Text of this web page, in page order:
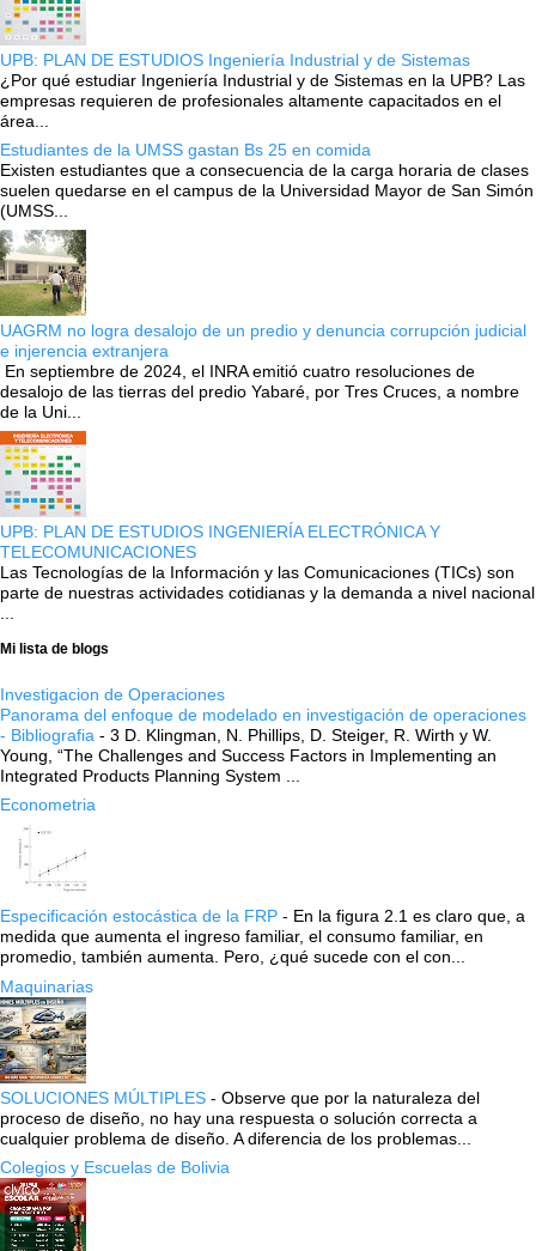
UPB: PLAN DE ESTUDIOS Ingeniería Industrial y de Sistemas
¿Por qué estudiar Ingeniería Industrial y de Sistemas en la UPB? Las
empresas requieren de profesionales altamente capacitados en el
área...
Estudiantes de la UMSS gastan Bs 25 en comida
Existen estudiantes que a consecuencia de la carga horaria de clases
suelen quedarse en el campus de la Universidad Mayor de San Simón
(UMSS...
UAGRM no logra desalojo de un predio y denuncia corrupción judicial
e injerencia extranjera
En septiembre de 2024, el INRA emitió cuatro resoluciones de
desalojo de las tierras del predio Yabaré, por Tres Cruces, a nombre
de la Uni...
UPB: PLAN DE ESTUDIOS INGENIERÍA ELECTRÓNICA Y
TELECOMUNICACIONES
Las Tecnologías de la Información y las Comunicaciones (TICs) son
parte de nuestras actividades cotidianas y la demanda a nivel nacional
Mi lista de blogs
Investigacion de Operaciones
Panorama del enfoque de modelado en investigación de operaciones
- Bibliografia - 3 D. Klingman, N. Phillips, D. Steiger, R. Wirth y W.
Young, “The Challenges and Success Factors in Implementing an
Integrated Products Planning System ...
Econometria
Especificación estocástica de la FRP - En la figura 2.1 es claro que, a
medida que aumenta el ingreso familiar, el consumo familiar, en
promedio, también aumenta. Pero, ¿qué sucede con el con...
Maquinarias
SOLUCIONES MÚLTIPLES - Observe que por la naturaleza del
proceso de diseño, no hay una respuesta o solución correcta a
cualquier problema de diseño. A diferencia de los problemas...
Colegios y Escuelas de Bolivia